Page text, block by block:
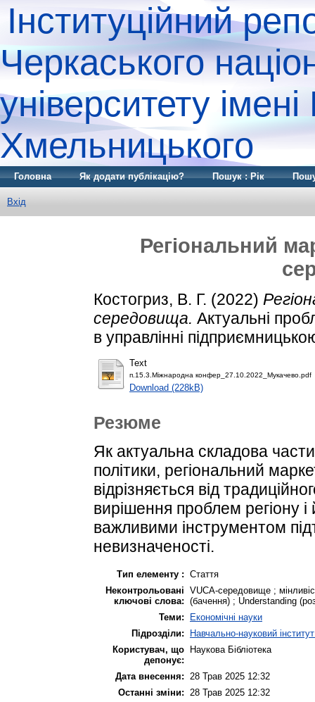
Інституційний
Черкаського
університету
Хмельницького
Головна Як додати публікацію? Пошук : Рік
Вхід
Регіональний
Костогриз, В. Г. (2022)
середовища. Актуальні
в управлінні
Text
п.15.3.Міжнародна конфер_27.10.2022_Мукачево.pdf
Download (228kB)
Резюме
Як актуальна складова
політики, регіональний
відрізняється від
вирішення проблем регіону
важливими інструментом
невизначеності.
Тип елементу : Стаття
Неконтрольовані
ключові слова:
VUCA-середовище ;
(бачення) ; Understanding
Теми:
Економічні науки
Підрозділи:
Навчально-науковий
Користувач, що
депонує:
Наукова Бібліотека
Дата внесення:
28 Трав 2025 12:32
Останні зміни:
28 Трав 2025 12:32